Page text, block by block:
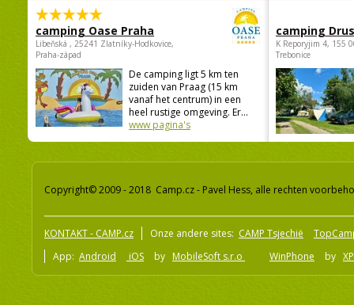
camping Oase Praha
Libeňská , 25241 Zlatníky-Hodkovice,
Praha-západ
De camping ligt 5 km ten
zuiden van Praag (15 km
vanaf het centrum) in een
heel rustige omgeving. Er...
www pagina's
camping
K Reporyjim 4, 155
Trebonice
Copyright© 2009 - 2018 Camp.cz - Pavel Hess, alle rechten
KONTAKT - CAMP.cz Onze andere sites: CAMP Tsjechië
App: Android iOS by MobileSoft s.r.o WinPhone by